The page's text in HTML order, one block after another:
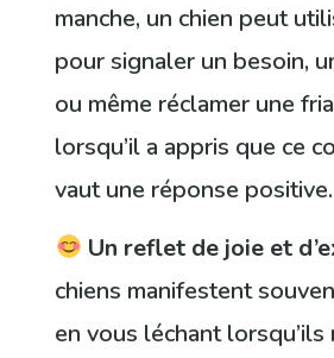
manche, un chien peut
pour signaler un besoin,
ou même réclamer une
lorsqu’il a appris que ce
vaut une réponse positive.
Un reflet de joie et
chiens manifestent
en vous léchant